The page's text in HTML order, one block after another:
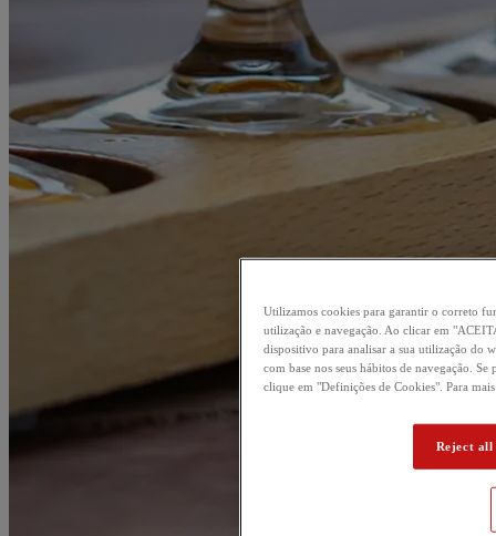
Utilizamos cookies para garantir o correto
utilização e navegação. Ao clicar em
dispositivo para analisar a sua utilização do
com base nos seus hábitos de navegação.
clique em "Definições de Cookies". Para
Reject all